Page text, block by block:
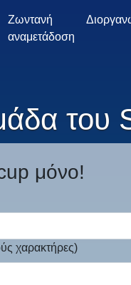
Ζωντανή
αναμετάδοση
του
μόνο!
χαρακτήρες)